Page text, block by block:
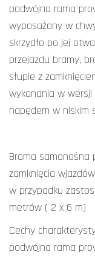
podwójna rama
wyposażony w
skrzydło po jej
przejazdu bramy,
słupie z
wykonania w
napędem w niskim
Brama samonośna
zamknięcia
w przypadku
metrów ( 2 x 6 m)
Cechy
podwójna rama